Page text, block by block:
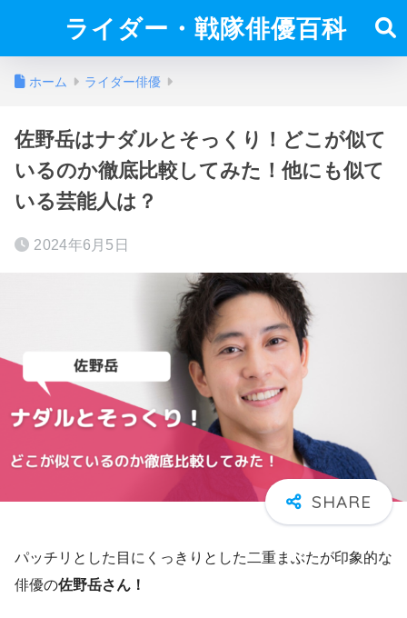
ライダー・戦隊俳優百科
ホーム ライダー俳優
佐野岳はナダルとそっくり！どこが似て
いるのか徹底比較してみた！他にも似て
いる芸能人は？
2024年6月5日
パッチリとした目にくっきりとした二重まぶたが印象的な
俳優の佐野岳さん！